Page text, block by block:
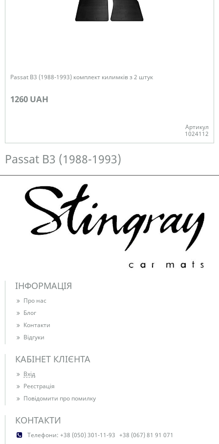
Passat B3 (1988-1993) комплект килимків з 2 штук
1260 UAH
Артикул
1024112
Passat B3 (1988-1993)
ІНФОРМАЦІЯ
Про нас
Блог
Контакти
Відгуки
КАБІНЕТ КЛІЄНТА
Вхід
Реєстрація
Повідомити про помилку
КОНТАКТИ
Телефони: +38 (050) 301-11-93 +38 (067) 81 91 071